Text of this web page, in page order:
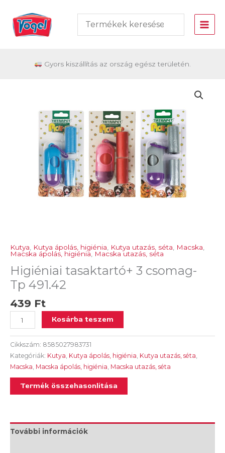
content
Gyors kiszállítás az ország egész területén.
Kutya Kutya ápolás, higiénia Kutya utazás, séta Macska
Macska ápolás, higiénia
Macska utazás, séta
Higiéniai tasaktartó+ 3 csomag-
Tp 491.42
439 Ft
mennyiség
Kosárba teszem
Cikkszám: 8585027983731
Kategóriák: Kutya, Kutya ápolás, higiénia, Kutya utazás, séta,
Macska, Macska ápolás, higiénia, Macska utazás, séta
Termék összehasonlítása
További információk